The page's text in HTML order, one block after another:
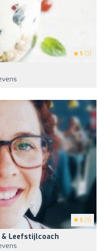
5 (3)
5 (3)
& Leefstijlcoach